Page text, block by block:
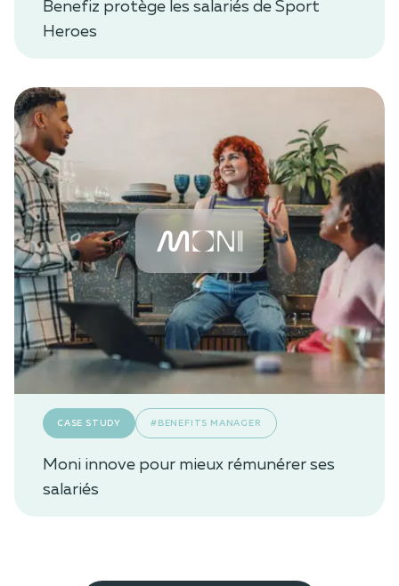
Benefiz protège les salariés de Sport
Heroes
CASE STUDY #BENEFITS MANAGER
Moni innove pour mieux rémunérer ses
salariés